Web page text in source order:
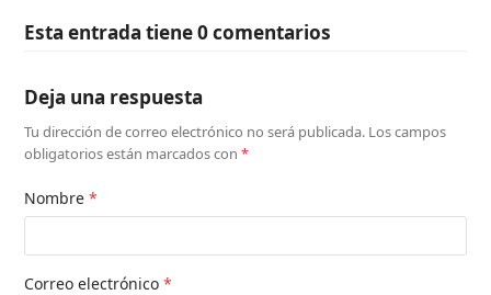
Esta entrada tiene 0 comentarios
Deja una respuesta
Tu dirección de correo electrónico no será publicada. Los campos
obligatorios están marcados con*
Nombre*
Correo electrónico*